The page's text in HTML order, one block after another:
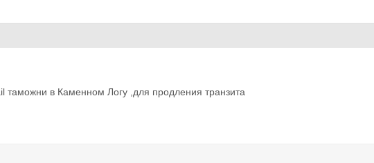
таможни в Каменном Логу ,для продления транзита